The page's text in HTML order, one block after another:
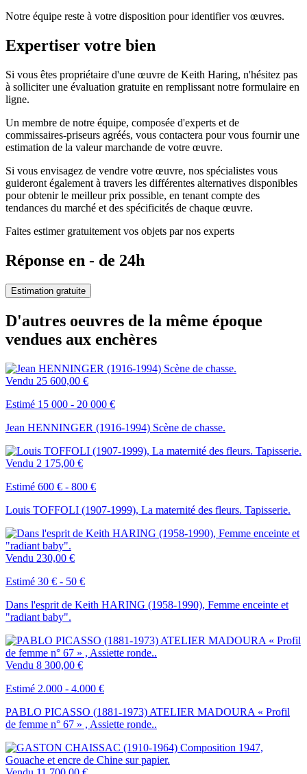
Notre équipe reste à votre disposition pour identifier vos œuvres.
Expertiser votre bien
Si vous êtes propriétaire d'une œuvre de Keith Haring, n'hésitez pas
à solliciter une évaluation gratuite en remplissant notre formulaire en
ligne.
Un membre de notre équipe, composée d'experts et de
commissaires-priseurs agréés, vous contactera pour vous fournir une
estimation de la valeur marchande de votre œuvre.
Si vous envisagez de vendre votre œuvre, nos spécialistes vous
guideront également à travers les différentes alternatives disponibles
pour obtenir le meilleur prix possible, en tenant compte des
tendances du marché et des spécificités de chaque œuvre.
Faites estimer gratuitement vos objets par nos experts
Réponse en - de 24h
Estimation gratuite
D'autres oeuvres de la même époque
vendues aux enchères
Vendu 25 600,00 €
Estimé 15 000 - 20 000 €
Jean HENNINGER (1916-1994) Scène de chasse.
Vendu 2 175,00 €
Estimé 600 € - 800 €
Louis TOFFOLI (1907-1999), La maternité des fleurs. Tapisserie.
Vendu 230,00 €
Estimé 30 € - 50 €
Dans l'esprit de Keith HARING (1958-1990), Femme enceinte et
"radiant baby".
Vendu 8 300,00 €
Estimé 2.000 - 4.000 €
PABLO PICASSO (1881-1973) ATELIER MADOURA « Profil
de femme n° 67 » , Assiette ronde..